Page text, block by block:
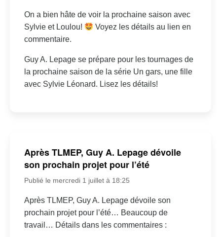
On a bien hâte de voir la prochaine saison avec
Sylvie et Loulou!
Voyez les détails au lien en
commentaire.
Guy A. Lepage se prépare pour les tournages de
la prochaine saison de la série Un gars, une fille
avec Sylvie Léonard. Lisez les détails!
Après TLMEP, Guy A. Lepage dévoile
son prochain projet pour l’été
Publié le mercredi 1 juillet à 18:25
Après TLMEP, Guy A. Lepage dévoile son
prochain projet pour l’été… Beaucoup de
travail… Détails dans les commentaires :